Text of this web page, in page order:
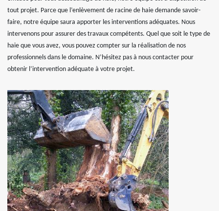
tout projet. Parce que l’enlèvement de racine de haie demande savoir-
faire, notre équipe saura apporter les interventions adéquates. Nous
intervenons pour assurer des travaux compétents. Quel que soit le type de
haie que vous avez, vous pouvez compter sur la réalisation de nos
professionnels dans le domaine. N’hésitez pas à nous contacter pour
obtenir l’intervention adéquate à votre projet.